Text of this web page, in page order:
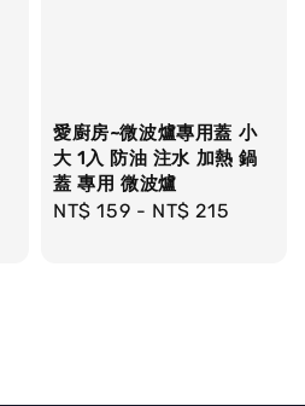
愛廚房~微波爐專用蓋 小
大 1入 防油 注水 加熱 鍋
蓋 專用 微波爐
Regular
NT$ 159 - NT$ 215